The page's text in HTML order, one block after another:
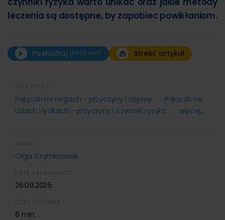
leczenia są dostępne, by zapobiec powikłaniom.
Posłuchaj (08:09 min) Streść artykuł
00:00 08:08
STRESZCZENIE ARTYKUŁU:
SPIS TREŚCI
Pajączki na nogach - przyczyny i objawy
Pajączki na
udach i łydkach - przyczyny i czynniki ryzyka
więcej...
AUTOR
Olga Szymkowiak
DATA AKTUALIZACJI
26.09.2025
CZAS CZYTANIA
8 min.